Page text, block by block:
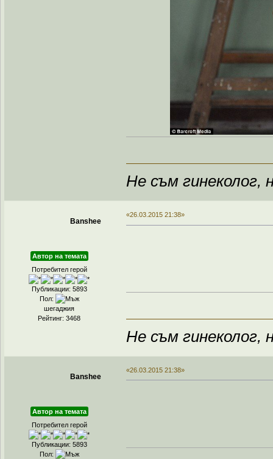
Не съм гинеколог,
Banshee
Автор на темата
Потребител герой
Публикации: 5893
Пол:
шегаджия
Рейтинг: 3468
«26.03.2015 21:38»
Не съм гинеколог,
Banshee
Автор на темата
Потребител герой
Публикации: 5893
Пол:
«26.03.2015 21:38»